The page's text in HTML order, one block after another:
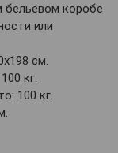
коробе
или
см.
кг.
100 кг.